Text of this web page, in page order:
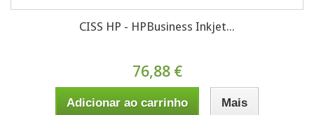
CISS HP - HPBusiness Inkjet...
76,88 €
Adicionar ao carrinho Mais